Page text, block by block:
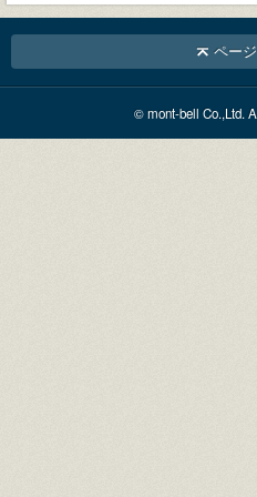
ペー
© mont-bell Co.,Ltd.